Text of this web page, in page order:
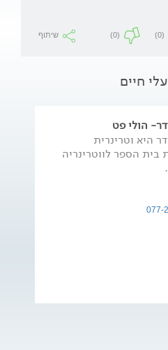
(0)
(0) שיתוף
חיים
הולי פט
היא וטרינרית
בית הספר לווטרינריה
077-